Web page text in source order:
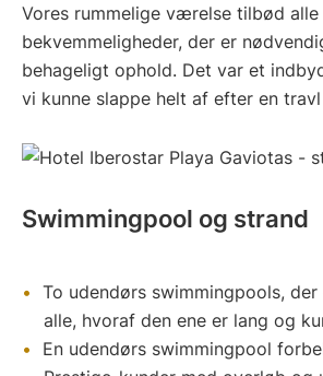
Vores rummelige værelse tilbød alle
bekvemmeligheder, der er
behageligt ophold. Det var et
vi kunne slappe helt af efter en
Swimmingpool og strand
To udendørs swimmingpools,
alle, hvoraf den ene er lang og
En udendørs swimmingpool